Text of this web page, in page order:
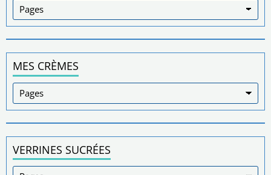
MES CRÈMES
VERRINES SUCRÉES